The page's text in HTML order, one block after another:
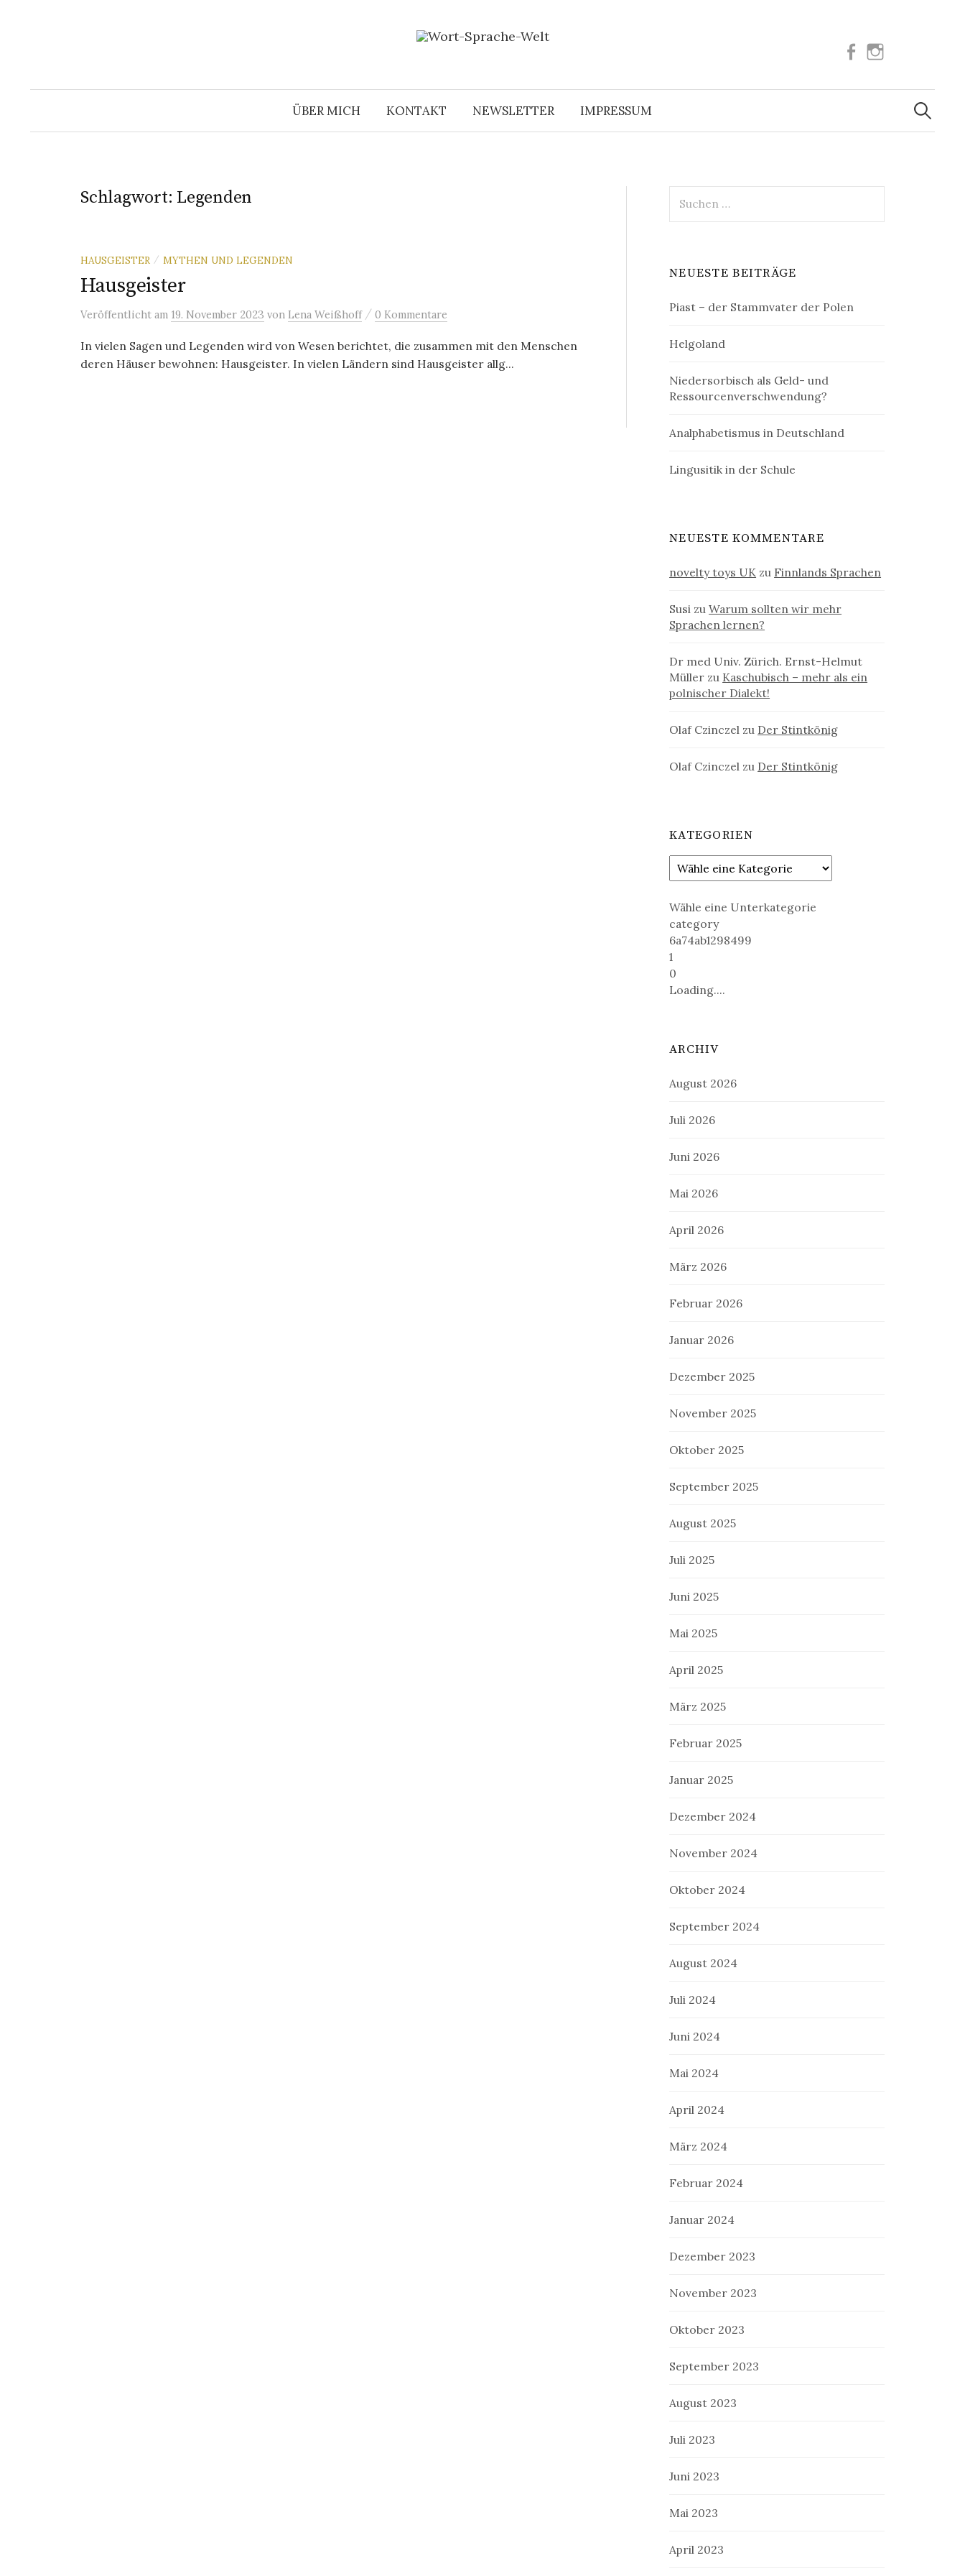
Facebook
ÜBER MICH KONTAKT NEWSLETTER IMPRESSUM
Suchen
nach:
Schlagwort: Legenden
HAUSGEISTER / MYTHEN UND LEGENDEN
Hausgeister
Veröffentlicht am 19. November 2023 von Lena Weißhoff / 0 Kommentare
In vielen Sagen und Legenden wird von Wesen berichtet, die zusammen mit den Menschen
deren Häuser bewohnen: Hausgeister. In vielen Ländern sind Hausgeister allg...
nach:
NEUESTE BEITRÄGE
Piast – der Stammvater der Polen
Helgoland
Niedersorbisch als Geld- und
Ressourcenverschwendung?
Analphabetismus in Deutschland
Lingusitik in der Schule
NEUESTE KOMMENTARE
novelty toys UK zu Finnlands Sprachen
Susi zuWarum sollten wir mehr
Sprachen lernen?
Dr med Univ. Zürich. Ernst-Helmut
Müller zu Kaschubisch – mehr als ein
polnischer Dialekt!
Olaf Czinczel zu Der Stintkönig
Olaf Czinczel zu Der Stintkönig
KATEGORIEN
Wähle eine Unterkategorie
category
6a74ab1298499
1
0
Loading....
ARCHIV
August 2026
Juli 2026
Juni 2026
Mai 2026
April 2026
März 2026
Februar 2026
Januar 2026
Dezember 2025
November 2025
Oktober 2025
September 2025
August 2025
Juli 2025
Juni 2025
Mai 2025
April 2025
März 2025
Februar 2025
Januar 2025
Dezember 2024
November 2024
Oktober 2024
September 2024
August 2024
Juli 2024
Juni 2024
Mai 2024
April 2024
März 2024
Februar 2024
Januar 2024
Dezember 2023
November 2023
Oktober 2023
September 2023
August 2023
Juli 2023
Juni 2023
Mai 2023
April 2023